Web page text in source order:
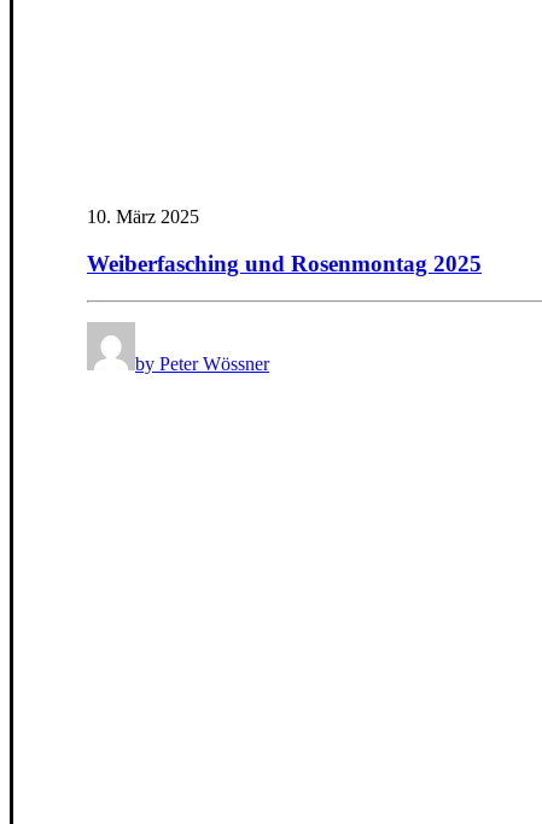
10. März 2025
Weiberfasching und Rosenmontag 2025
by Peter Wössner